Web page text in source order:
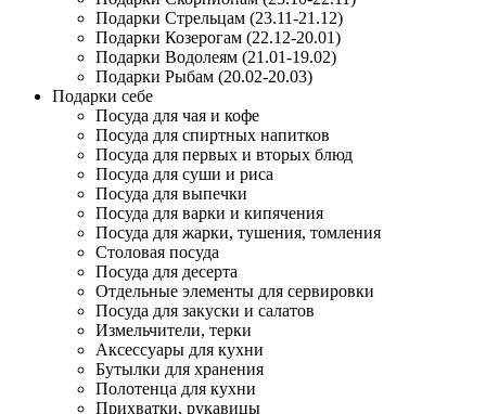
Подарки Стрельцам (23.11-21.12)
Подарки Козерогам (22.12-20.01)
Подарки Водолеям (21.01-19.02)
Подарки Рыбам (20.02-20.03)
Подарки себе
Посуда для чая и кофе
Посуда для спиртных напитков
Посуда для первых и вторых блюд
Посуда для суши и риса
Посуда для выпечки
Посуда для варки и кипячения
Посуда для жарки, тушения, томления
Столовая посуда
Посуда для десерта
Отдельные элементы для сервировки
Посуда для закуски и салатов
Измельчители, терки
Аксессуары для кухни
Бутылки для хранения
Полотенца для кухни
Прихватки, рукавицы